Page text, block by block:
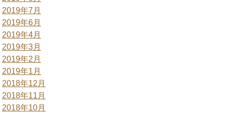
2019年7月
2019年6月
2019年4月
2019年3月
2019年2月
2019年1月
2018年12月
2018年11月
2018年10月